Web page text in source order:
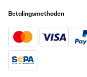
Betalingsmethoden